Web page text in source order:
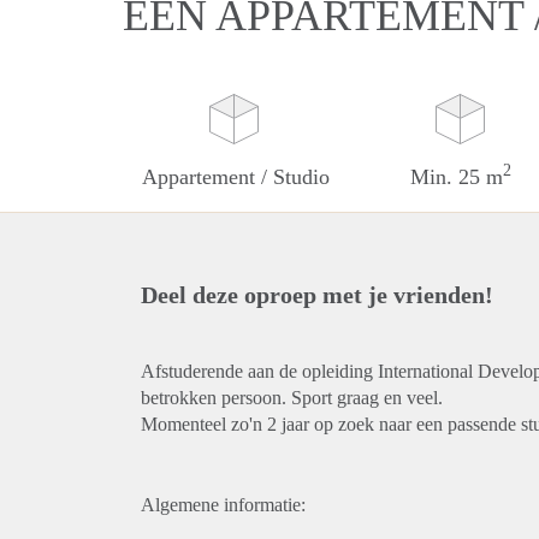
EEN
Appartement / Studio Min. 25 m2
Deel deze oproep met je vrienden!
Afstuderende aan de opleiding International
betrokken persoon. Sport graag en veel.
Momenteel zo'n 2 jaar op zoek naar een passende
Algemene informatie: